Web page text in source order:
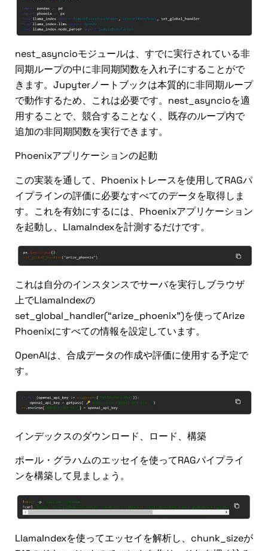
nest_asyncioモジュールは、すでに実行されている非
同期ループの中に非同期関数を入れ子にすることがで
きます。Jupyterノートブックは本質的に非同期ループ
で動作するため、これは必要です。nest_asyncioを適
用することで、競合することなく、既存のループ内で
追加の非同期関数を実行できます。
Phoenixアプリケーションの起動
この実装を通して、Phoenixトレースを使用してRAGパ
イプラインの評価に必要なすべてのデータを取得しま
す。これを有効にするには、Phoenixアプリケーション
を起動し、LlamaIndexを計測するだけです。
これは自分のインスタンスでサーバを実行しブラウザ
上でLlamaIndexの
set_global_handler(“arize_phoenix”)を使ってArize
Phoenixにすべての情報を設定しています。
OpenAIは、合成データの作成や評価に使用する予定で
す。
インデックスのダウンロード、ロード、構築
ポール・グラハムのエッセイを使ってRAGパイプライ
ンを構築して見ましょう。
LlamaIndexを使ってエッセイを解析し、chunk_sizeが